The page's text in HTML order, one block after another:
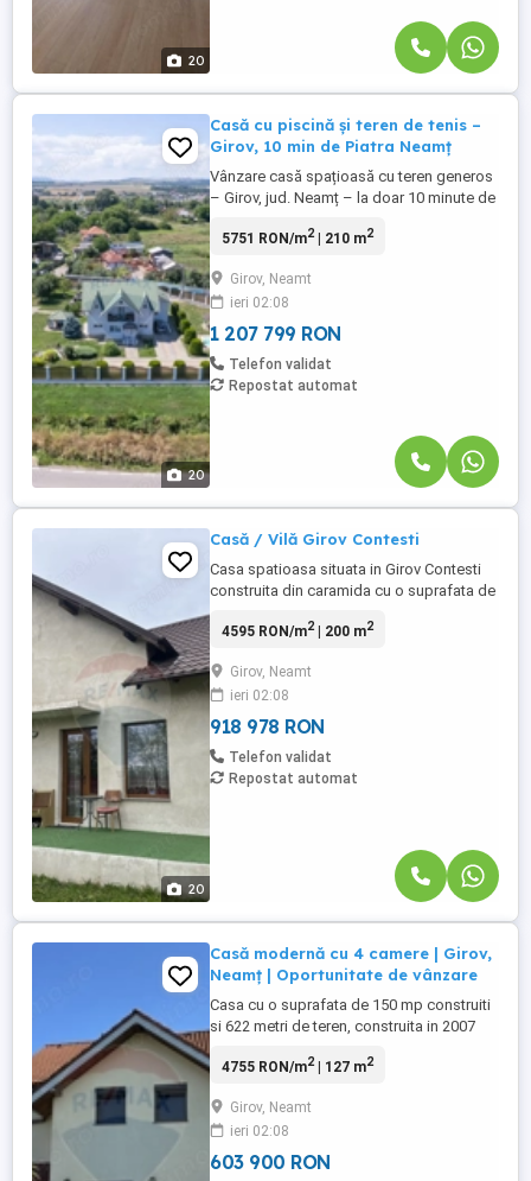
20
20
Casă cu piscină și teren de tenis –
Girov, 10 min de Piatra Neamț
Vânzare casă spațioasă cu teren generos
– Girov, jud. Neamț – la doar 10 minute de
145 mp - Regim de înălțime: Subsol +
mp Vă propunem spre vânzare o
proprietate deosebită situată în comuna
Girov, la doar 10 minute ...
5751 RON/m2| 210 m2
Girov, Neamt
ieri 02:08
1 207 799 RON
Telefon validat
Repostat automat
20
Casă / Vilă Girov Contesti
Casa spatioasa situata in Girov Contesti
construita din caramida cu o suprafata de
parter si etaj si compusa din parter,
centralei si etaj dormitor cu dresing,
dormitor ,baie, terasa si doua balcoane
partea de sus nefinisata. Proprietatea ...
4595 RON/m2| 200 m2
Girov, Neamt
ieri 02:08
918 978 RON
Telefon validat
Repostat automat
Casă modernă cu 4 camere | Girov,
Neamț | Oportunitate de vânzare
Casa cu o suprafata de 150 mp construiti
si 622 metri de teren, construita in 2007
living cu bucatarie, 2 bai, garaj si terasa
de Piatra Neamt.
4755 RON/m2| 127 m2
Girov, Neamt
ieri 02:08
603 900 RON